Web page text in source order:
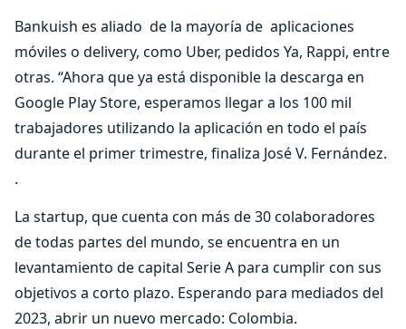
Bankuish es aliado de la mayoría de aplicaciones
móviles o delivery, como Uber, pedidos Ya, Rappi, entre
otras. “Ahora que ya está disponible la descarga en
Google Play Store, esperamos llegar a los 100 mil
trabajadores utilizando la aplicación en todo el país
durante el primer trimestre, finaliza José V. Fernández.
.
La startup, que cuenta con más de 30 colaboradores
de todas partes del mundo, se encuentra en un
levantamiento de capital Serie A para cumplir con sus
objetivos a corto plazo. Esperando para mediados del
2023, abrir un nuevo mercado: Colombia.